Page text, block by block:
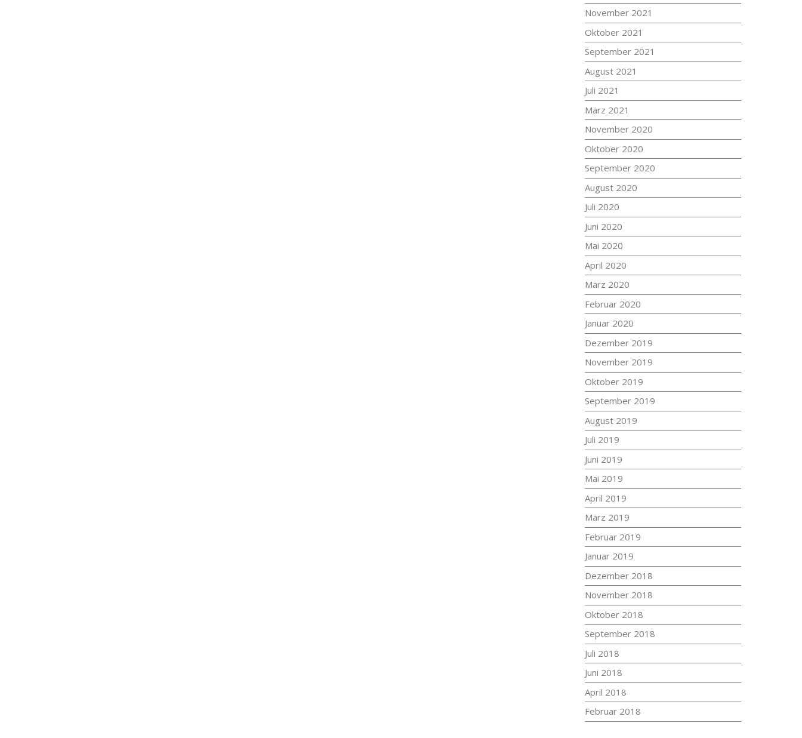
November 2021
Oktober 2021
September 2021
August 2021
Juli 2021
März 2021
November 2020
Oktober 2020
September 2020
August 2020
Juli 2020
Juni 2020
Mai 2020
April 2020
März 2020
Februar 2020
Januar 2020
Dezember 2019
November 2019
Oktober 2019
September 2019
August 2019
Juli 2019
Juni 2019
Mai 2019
April 2019
März 2019
Februar 2019
Januar 2019
Dezember 2018
November 2018
Oktober 2018
September 2018
Juli 2018
Juni 2018
April 2018
Februar 2018